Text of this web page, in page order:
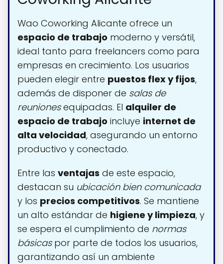
Wao Coworking Alicante ofrece un
espacio de trabajo moderno y versátil,
ideal tanto para freelancers como para
empresas en crecimiento. Los usuarios
pueden elegir entre puestos flex y fijos,
además de disponer de salas de
reunionesequipadas. El alquiler de
espacio de trabajo incluye internet de
alta velocidad, asegurando un entorno
productivo y conectado.
Entre las ventajas de este espacio,
destacan su ubicación bien comunicada
y los precios competitivos. Se mantiene
un alto estándar de higiene y limpieza, y
se espera el cumplimiento de normas
básicaspor parte de todos los usuarios,
garantizando así un ambiente